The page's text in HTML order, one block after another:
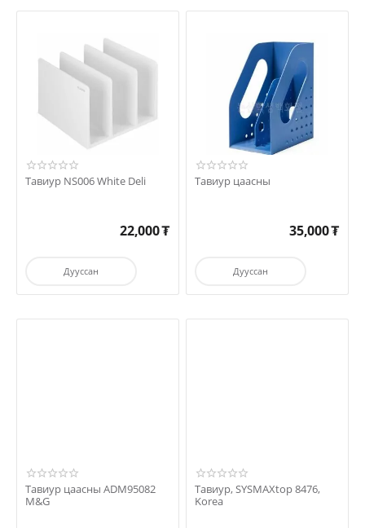
Тавиур NS006 White Deli
22,000₮
Дууссан
Тавиур цаасны
35,000₮
Дууссан
Тавиур цаасны ADM95082
M&G
Тавиур, SYSMAXtop 8476,
Korea